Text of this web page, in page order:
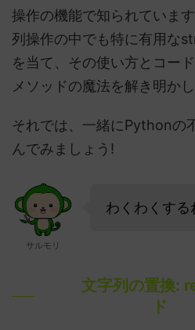
操作の機能で知られていま
列操作の中でも特に有用な
を当て、その使い方とコー
メソッドの魔法を解き明かし
それでは、一緒にPythonの
んでみましょう!
サルモリ
わくわくする
文字列の置換:
ド